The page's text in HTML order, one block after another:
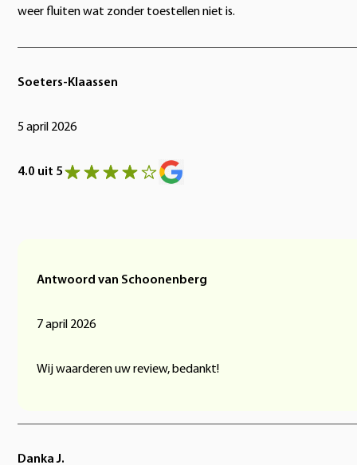
weer fluiten wat zonder toestellen niet is.
Soeters-Klaassen
5 april 2026
4.0 uit 5
Antwoord van Schoonenberg
7 april 2026
Wij waarderen uw review, bedankt!
Danka J.